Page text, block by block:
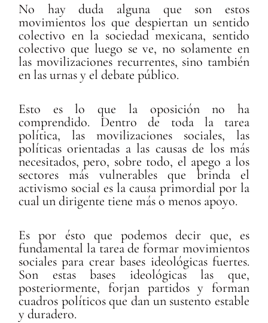
No hay duda alguna que son estos
movimientos los que despiertan un sentido
colectivo en la sociedad mexicana, sentido
colectivo que luego se ve, no solamente en
las movilizaciones recurrentes, sino también
en las urnas y el debate público.
Esto es lo que la oposición no ha
comprendido. Dentro de toda la tarea
política, las movilizaciones sociales, las
políticas orientadas a las causas de los más
necesitados, pero, sobre todo, el apego a los
sectores más vulnerables que brinda el
activismo social es la causa primordial por la
cual un dirigente tiene más o menos apoyo.
Es por ésto que podemos decir que, es
fundamental la tarea de formar movimientos
sociales para crear bases ideológicas fuertes.
Son estas bases ideológicas las que,
posteriormente, forjan partidos y forman
cuadros políticos que dan un sustento estable
y duradero.